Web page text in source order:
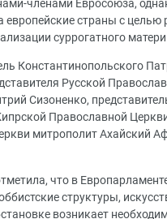
членами Евросоюза,
европейские страны с
суррогатного
Константинопольского
Русской
Сизоненко,
Православной
митрополит Ахайский
что в
структуры,
возникает